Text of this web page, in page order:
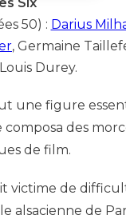
50) : Darius
, Germaine
Durey.
une figure
composa des
de film.
victime de
alsacienne de